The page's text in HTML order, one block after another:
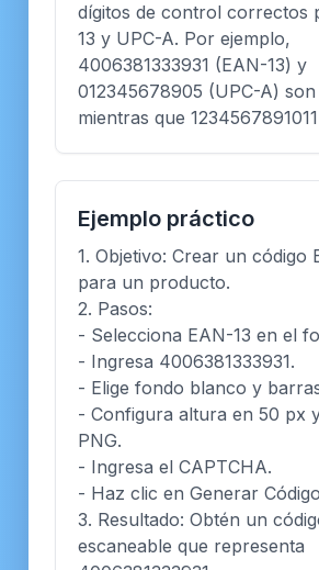
dígitos de control correctos
13 y UPC-A. Por ejemplo,
4006381333931 (EAN-13) y
012345678905 (UPC-A) son
mientras que
Ejemplo práctico
1. Objetivo: Crear un código
para un producto.
2. Pasos:
- Selecciona EAN-13 en el
- Ingresa 4006381333931.
- Elige fondo blanco y
- Configura altura en 50 px
PNG.
- Ingresa el CAPTCHA.
- Haz clic en Generar
3. Resultado: Obtén un
escaneable que representa